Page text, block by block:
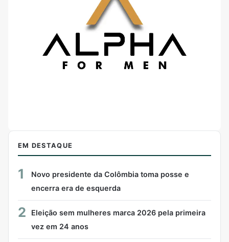
EM DESTAQUE
1
Novo presidente da Colômbia toma posse e
encerra era de esquerda
2
Eleição sem mulheres marca 2026 pela primeira
vez em 24 anos